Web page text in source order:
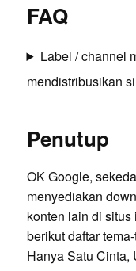
FAQ
Label / channel
mendistribusikan
Penutup
OK Google,
menyediakan
konten lain di
berikut daftar
Hanya Satu Cinta,